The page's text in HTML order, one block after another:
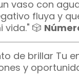
vaso con
fluya y
vida." 🎲
de brillar Tu
y